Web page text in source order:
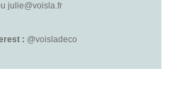
julie@voisla.fr
: @voisladeco